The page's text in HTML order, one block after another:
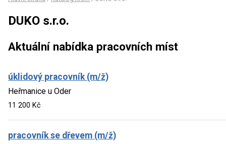
DUKO s.r.o.
Aktuální nabídka pracovních míst
úklidový pracovník (m/ž)
Heřmanice u Oder
11 200 Kč
pracovník se dřevem (m/ž)